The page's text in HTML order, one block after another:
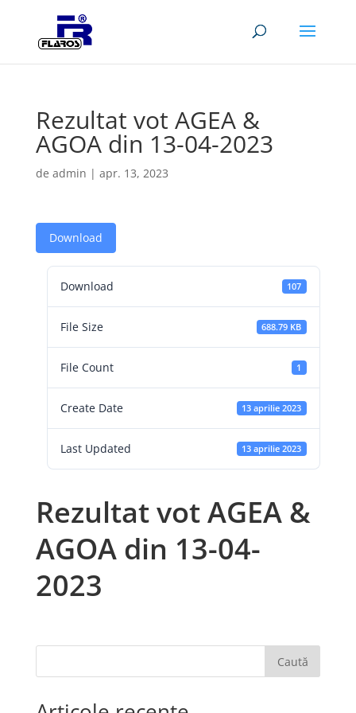
Rezultat vot AGEA &
AGOA din 13-04-2023
de admin | apr. 13, 2023
Download
Download 107
File Size 688.79 KB
File Count 1
Create Date 13 aprilie 2023
Last Updated 13 aprilie 2023
Rezultat vot AGEA &
AGOA din 13-04-
2023
Caută